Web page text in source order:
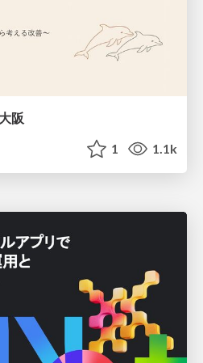
阪
1 1.1k